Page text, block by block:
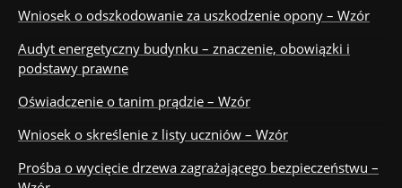
Wniosek o odszkodowanie za uszkodzenie opony – Wzór
Audyt energetyczny budynku – znaczenie, obowiązki i
podstawy prawne
Oświadczenie o tanim prądzie – Wzór
Wniosek o skreślenie z listy uczniów – Wzór
Prośba o wycięcie drzewa zagrażającego bezpieczeństwu –